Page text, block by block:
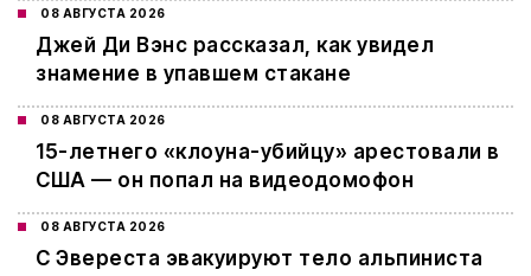
08 АВГУСТА 2026
Джей Ди Вэнс рассказал, как увидел
знамение в упавшем стакане
08 АВГУСТА 2026
15-летнего «клоуна-убийцу» арестовали в
США — он попал на видеодомофон
08 АВГУСТА 2026
С Эвереста эвакуируют тело альпиниста